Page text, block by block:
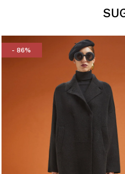
- 86%